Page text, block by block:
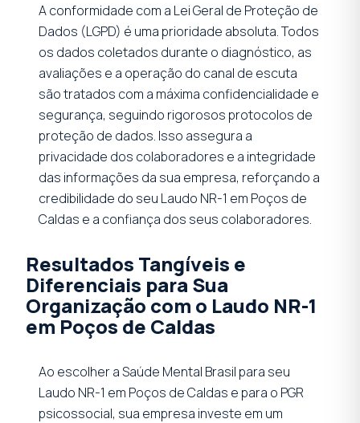
A conformidade com a Lei Geral de Proteção de
Dados (LGPD) é uma prioridade absoluta. Todos
os dados coletados durante o diagnóstico, as
avaliações e a operação do canal de escuta
são tratados com a máxima confidencialidade e
segurança, seguindo rigorosos protocolos de
proteção de dados. Isso assegura a
privacidade dos colaboradores e a integridade
das informações da sua empresa, reforçando a
credibilidade do seu Laudo NR-1 em Poços de
Caldas e a confiança dos seus colaboradores.
Resultados Tangíveis e
Diferenciais para Sua
Organização com o Laudo NR-1
em Poços de Caldas
Ao escolher a Saúde Mental Brasil para seu
Laudo NR-1 em Poços de Caldas e para o PGR
psicossocial, sua empresa investe em um